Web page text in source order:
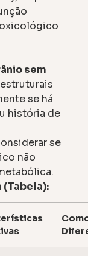
sem
se há
história de
se
não